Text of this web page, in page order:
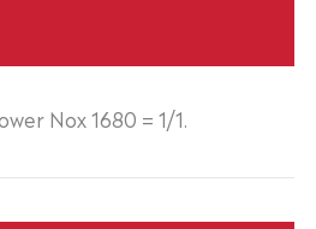
Nox 1680 = 1/1.